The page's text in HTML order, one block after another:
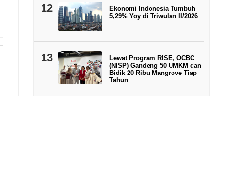
12
Ekonomi Indonesia Tumbuh
5,29% Yoy di Triwulan II/2026
13
Lewat Program RISE, OCBC
(NISP) Gandeng 50 UMKM dan
Bidik 20 Ribu Mangrove Tiap
Tahun